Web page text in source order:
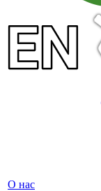
О нас